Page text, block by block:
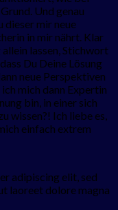
Und genau
dieser mir neue
in mir nährt. Klar
lassen, Stichwort
Du Deine Lösung
neue Perspektiven
mich dann Expertin
bin, in einer sich
wissen?! Ich liebe es,
einfach extrem
adipiscing elit, sed
laoreet dolore magna